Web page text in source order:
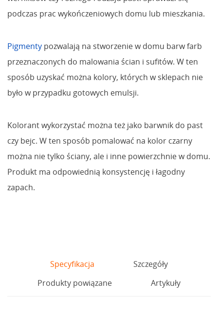
podczas prac wykończeniowych domu lub mieszkania.
Pigmenty pozwalają na stworzenie w domu barw farb
przeznaczonych do malowania ścian i sufitów. W ten
sposób uzyskać można kolory, których w sklepach nie
było w przypadku gotowych emulsji.
Kolorant wykorzystać można też jako barwnik do past
czy bejc. W ten sposób pomalować na kolor czarny
można nie tylko ściany, ale i inne powierzchnie w domu.
Produkt ma odpowiednią konsystencję i łagodny
zapach.
Specyfikacja
Szczegóły
Produkty powiązane
Artykuły